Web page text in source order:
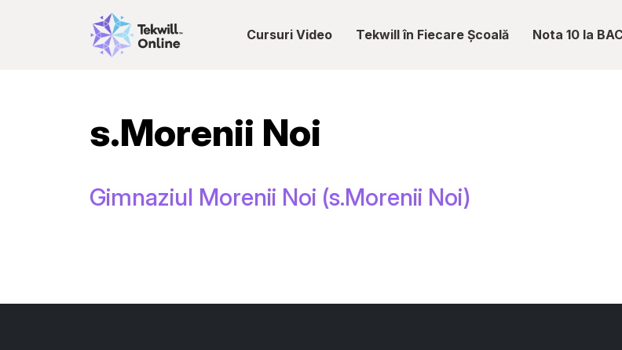
Cursuri Video Tekwill în Fiecare Școală Nota 10 la
s.Morenii Noi
Gimnaziul Morenii Noi (s.Morenii Noi)